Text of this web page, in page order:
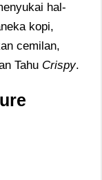
hal-
kopi,
cemilan,
Tahu Crispy.